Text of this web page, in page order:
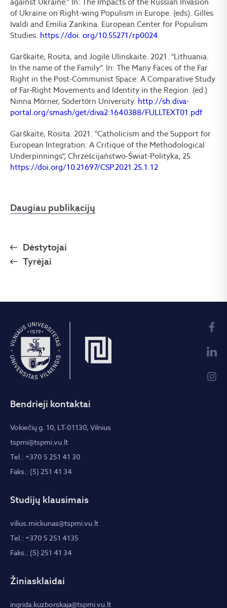
of Ukraine on Right-wing Populism in Europe. (eds). Gilles
Ivaldi and Emilia Zankina. European Center for Populism
Studies. https://doi. org/10.55271/rp0024
Garškaitė, Rosita, and Jogilė Ulinskaitė. 2021. "Lithuania.
In the name of the Family”. In: The Many Faces of the Far
Right in the Post-Communist Space: A Comparative Study
of Far-Right Movements and Identity in the Region. (ed.)
Ninna Mörner, Södertörn University. http://sh.diva-
portal.org/smash/get/diva2:1640388/FULLTEXT01.pdf
Garškaitė, Rosita. 2021. "Catholicism and the Support for
European Integration: A Critique of the Methodological
Underpinnings“, Chrześcijaństwo-Świat-Polityka, 25.
https://doi.org/10.21697/CSP.2021.25.1.12
Daugiau publikacijų
Dėstytojai
Tyrėjai
Bendrieji kontaktai
Vokiečių g. 10, LT-01130, Vilnius
tspmi@tspmi.vu.lt
Tel.: +370 5 251 41 30
Faks.: (5) 251 41 34
Studijų klausimais
vilius.mickunas@tspmi.vu.lt
Tel.: +370 5 251 4135
Faks.: (5) 251 41 34
Žiniasklaidai
ingrida.kuzborskaja@tspmi.vu.lt